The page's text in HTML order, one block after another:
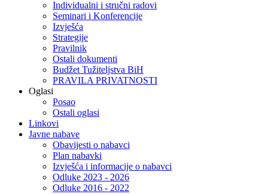
Individualni i stručni radovi
Seminari i Konferencije
Izvješća
Strategije
Pravilnik
Ostali dokumenti
Budžet Tužiteljstva BiH
PRAVILA PRIVATNOSTI
Oglasi
Posao
Ostali oglasi
Linkovi
Javne nabave
Obavijesti o nabavci
Plan nabavki
Izvješća i informacije o nabavci
Odluke 2023 - 2026
Odluke 2016 - 2022